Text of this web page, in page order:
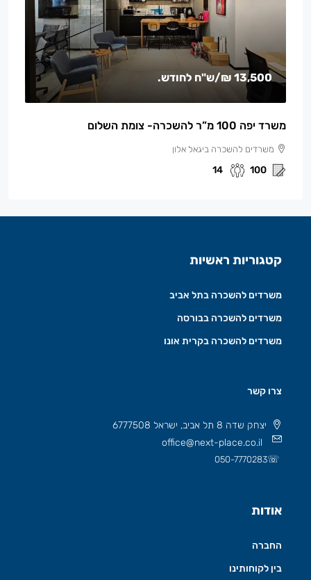
13,500 ₪ /ש"ח לחודש.
משרד יפה 100 מ”ר להשכרה- צומת השלום
משרדים להשכרה ביגאל אלון
100
14
קטגוריות ראשיות
משרדים להשכרה בתל אביב
משרדים להשכרה בבורסה
משרדים להשכרה בקרית אונו
צרו קשר
יצחק שדה 8 תל אביב, ישראל 6777508
office@next-place.co.il
☏
050-7770283
אודות
החברה
בין לקוחותינו